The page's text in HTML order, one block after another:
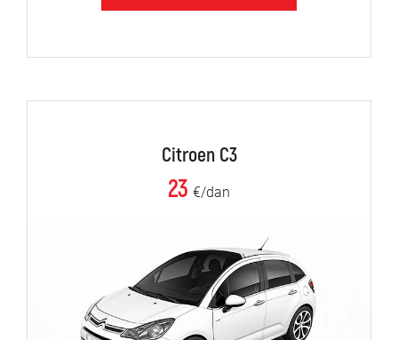
Citroen C3
23 €/dan